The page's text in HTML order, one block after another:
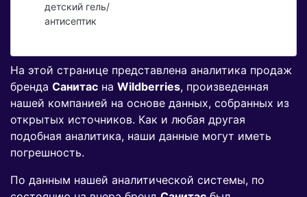
детский гель/
антисептик
На этой странице представлена аналитика продаж
бренда Санитас на Wildberries, произведенная
нашей компанией на основе данных, собранных из
открытых источников. Как и любая другая
подобная аналитика, наши данные могут иметь
погрешность.
По данным нашей аналитической системы, по